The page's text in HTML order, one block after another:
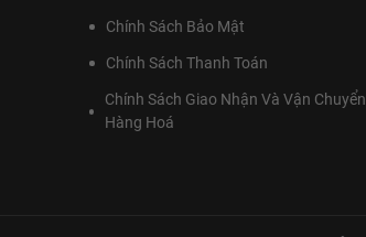
Chính Sách Bảo Mật
Chính Sách Thanh Toán
Chính Sách Giao Nhận Và Vận Chuyển
Hàng Hoá